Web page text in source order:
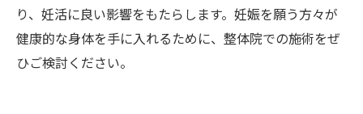
り、妊活に良い影響をもたらします。妊娠を願う方々が
健康的な身体を手に入れるために、整体院での施術をぜ
ひご検討ください。